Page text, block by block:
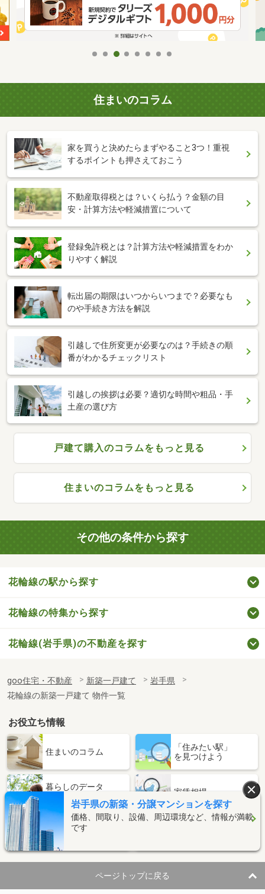
住まいのコラム
家を買うと決めたらまずやること3つ！重視
するポイントも押さえておこう
不動産取得税とは？いくら払う？金額の目
安・計算方法や軽減措置について
登録免許税とは？計算方法や軽減措置をわか
りやすく解説
転出届の期限はいつからいつまで？必要なも
のや手続き方法を解説
引越しで住所変更が必要なのは？手続きの順
番がわかるチェックリスト
引越しの挨拶は必要？適切な時間や粗品・手
土産の選び方
戸建て購入のコラムをもっと見る
住まいのコラムをもっと見る
その他の条件から探す
花輪線の駅から探す
花輪線の特集から探す
花輪線(岩手県)の不動産を探す
goo住宅・不動産 新築一戸建て
岩手県
花輪線の新築一戸建て 物件一覧
お役立ち情報
住まいのコラム
「住みたい駅」
を見つけよう
暮らしのデータ
(補助金・助成金情報)
家賃相場
住宅ローン
岩手県の新築・分譲マンションを探す
価格、間取り、設備、周辺環境など、情報が満載
です
ページトップに戻る